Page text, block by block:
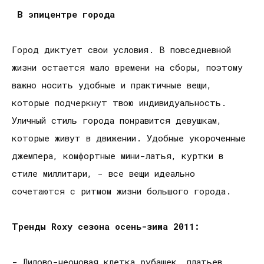
В эпицентре города
Город диктует свои условия. В повседневной
жизни остается мало времени на сборы, поэтому
важно носить удобные и практичные вещи,
которые подчеркнут твою индивидуальность.
Уличный стиль города понравится девушкам,
которые живут в движении. Удобные укороченные
джемпера, комфортные мини-латья, куртки в
стиле миллитари, - все вещи идеально
сочетаются с ритмом жизни большого города.
Тренды Roxy сезона осень-зима 2011:
- Лилово-неоновая клетка рубашек, платьев,